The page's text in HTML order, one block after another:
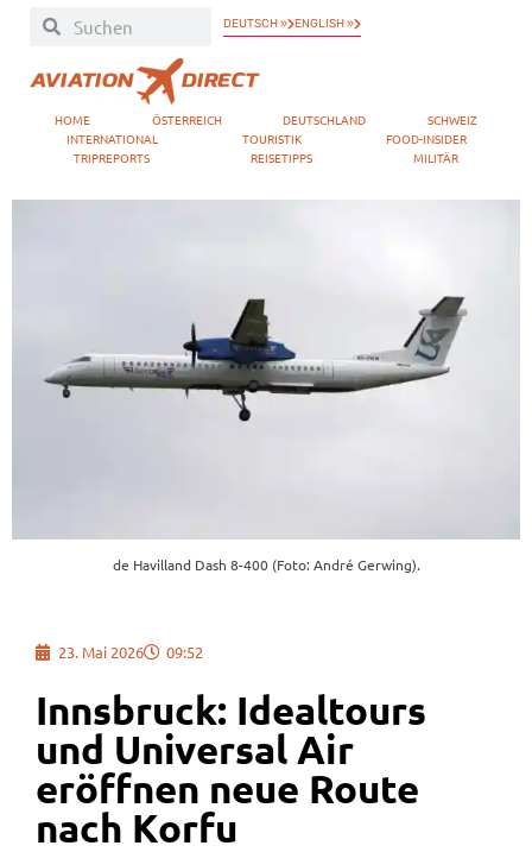
DEUTSCH » ENGLISH »
HOME ÖSTERREICH DEUTSCHLAND
SCHWEIZ
INTERNATIONAL
TOURISTIK
FOOD-INSIDER
TRIPREPORTS
REISETIPPS MILITÄR
de Havilland Dash 8-400 (Foto: André Gerwing).
23. Mai 2026 09:52
Innsbruck: Idealtours
und Universal Air
eröffnen neue Route
nach Korfu